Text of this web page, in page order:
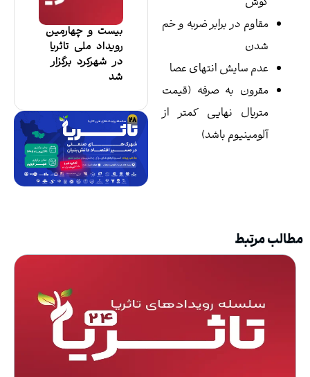
مقاوم در برابر ضربه و خم
شدن
عدم سایش انتهای عصا
مقرون به صرفه (قیمت
متریال نهایی کمتر از
آلومینیوم باشد)
بیست و چهارمین
رویداد ملی تاثریا
در شهرکرد برگزار
مرتبط